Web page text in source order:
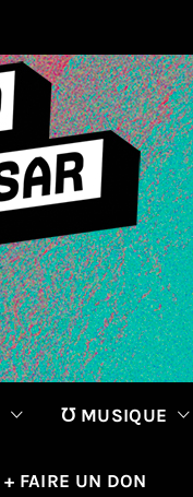
℧ MUSIQUE
+ FAIRE UN DON